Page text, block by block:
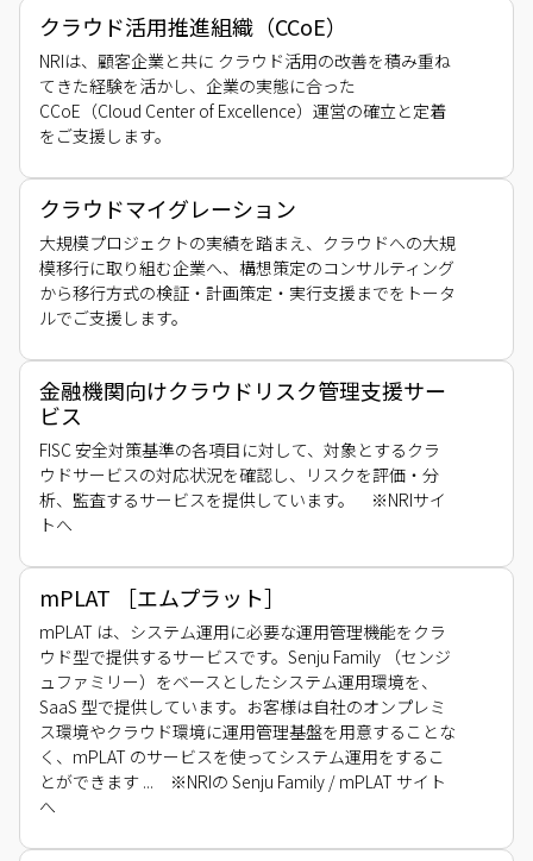
クラウド活用推進組織（CCoE）
NRIは、顧客企業と共に クラウド活用の改善を積み重ね
てきた経験を活かし、企業の実態に合った
CCoE（Cloud Center of Excellence）運営の確立と定着
をご支援します。
クラウドマイグレーション
大規模プロジェクトの実績を踏まえ、クラウドへの大規
模移行に取り組む企業へ、構想策定のコンサルティング
から移行方式の検証・計画策定・実行支援までをトータ
ルでご支援します。
金融機関向けクラウドリスク管理支援サー
ビス
FISC 安全対策基準の各項目に対して、対象とするクラ
ウドサービスの対応状況を確認し、リスクを評価・分
析、監査するサービスを提供しています。 ※NRIサイ
トへ
mPLAT ［エムプラット］
mPLAT は、システム運用に必要な運用管理機能をクラ
ウド型で提供するサービスです。Senju Family （センジ
ュファミリー）をベースとしたシステム運用環境を、
SaaS 型で提供しています。お客様は自社のオンプレミ
ス環境やクラウド環境に運用管理基盤を用意することな
く、mPLAT のサービスを使ってシステム運用をするこ
とができます ... ※NRIの Senju Family / mPLAT サイト
へ